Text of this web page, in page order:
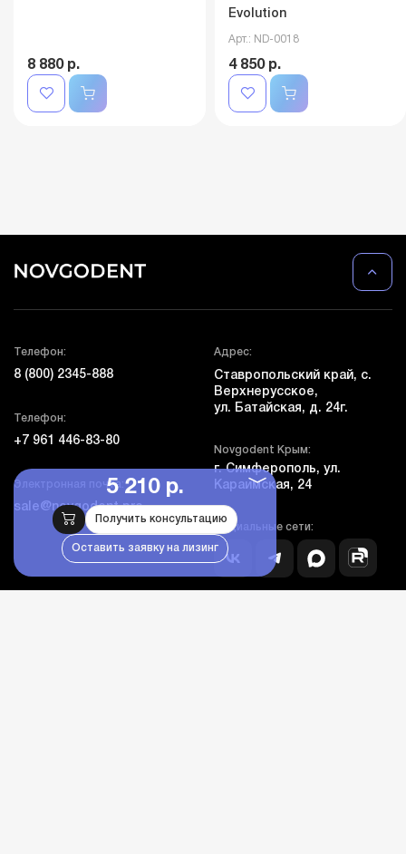
5 210 р.
Получить консультацию
Оставить заявку на лизинг
8 880 р.
Evolution
Арт.: ND-0018
4 850 р.
Телефон:
8 (800) 2345-888
Телефон:
+7 961 446-83-80
Электронная почта:
sale@novgodent.pro
Адрес:
Ставропольский край, с.
Верхнерусское,
ул. Батайская, д. 24г.
Novgodent Крым:
г. Симферополь, ул.
Караимская, 24
Социальные сети: